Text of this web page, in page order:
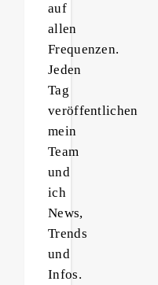
auf
allen
Frequenzen.
Jeden
Tag
veröffentlichen
mein
Team
und
ich
News,
Trends
und
Infos.